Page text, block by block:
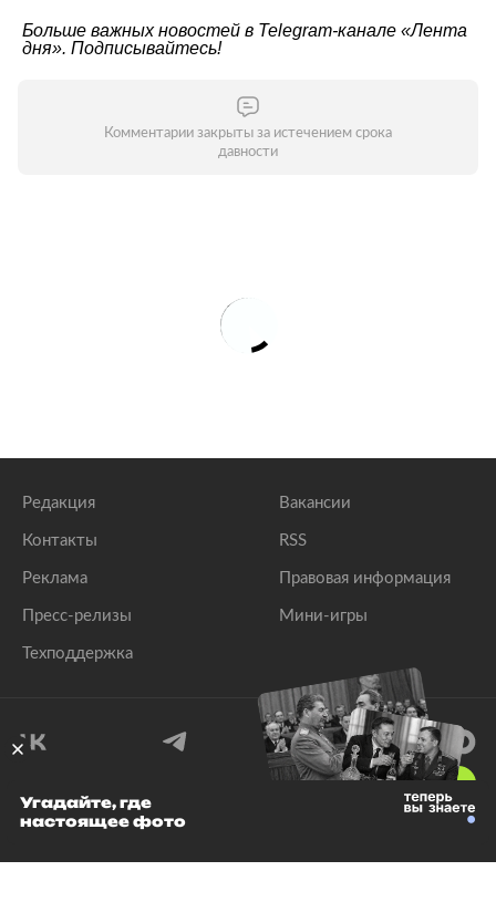
Больше важных новостей в Telegram-канале «Лента
дня». Подписывайтесь!
Комментарии закрыты за истечением срока
давности
Редакция
Контакты
Реклама
Пресс-релизы
Техподдержка
Вакансии
RSS
Правовая информация
Мини-игры
© 1999–2026 Все права защищены.
Угадайте, где
настоящее фото